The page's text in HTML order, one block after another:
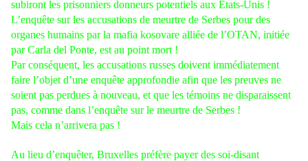
subiront les prisonniers donneurs potentiels aux États-Unis !
L’enquête sur les accusations de meurtre de Serbes pour des
organes humains par la mafia kosovare alliée de l’OTAN, initiée
par Carla del Ponte, est au point mort !
Par conséquent, les accusations russes doivent immédiatement
faire l’objet d’une enquête approfondie afin que les preuves ne
soient pas perdues à nouveau, et que les témoins ne disparaissent
pas, comme dans l’enquête sur le meurtre de Serbes !
Mais cela n’arrivera pas !
Au lieu d’enquêter, Bruxelles préfère payer des soi-disant